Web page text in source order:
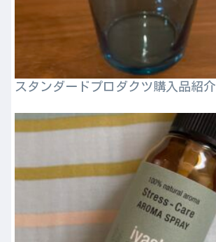
スタンダードプロダクツ購入品紹介